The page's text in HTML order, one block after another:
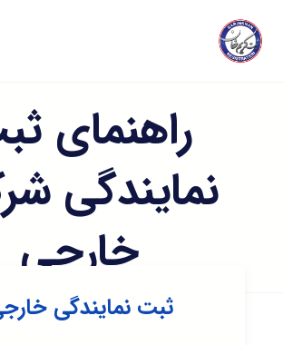
راهنمای
نمایندگی
خارجی
ثبت نمایندگی